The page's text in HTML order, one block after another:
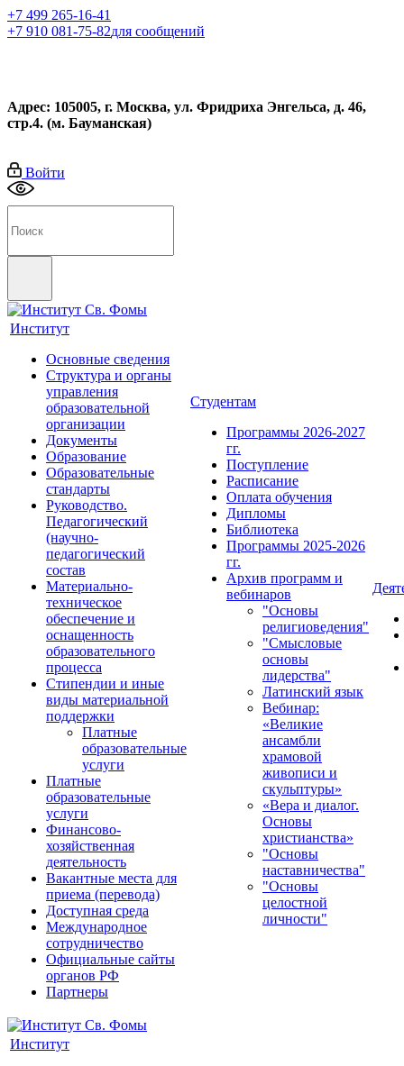
+7 499 265-16-41
+7 910 081-75-82для сообщений
Адрес: 105005, г. Москва, ул. Фридриха Энгельса, д. 46,
стр.4. (м. Бауманская)
Войти
Институт
Основные сведения
Структура и органы
управления
образовательной
организации
Документы
Образование
Образовательные
стандарты
Руководство.
Педагогический
(научно-
педагогический
состав
Материально-
техническое
обеспечение и
оснащенность
образовательного
процесса
Стипендии и иные
виды материальной
поддержки
Платные
образовательные
услуги
Платные
образовательные
услуги
Финансово-
хозяйственная
деятельность
Вакантные места для
приема (перевода)
Доступная среда
Международное
сотрудничество
Официальные сайты
органов РФ
Партнеры
Студентам
Программы 2026-2027
гг.
Поступление
Расписание
Оплата обучения
Дипломы
Библиотека
Программы 2025-2026
гг.
Архив программ и
вебинаров
"Основы
религиоведения"
"Смысловые
основы
лидерства"
Латинский язык
Вебинар:
«Великие
ансамбли
храмовой
живописи и
скульптуры»
«Вера и диалог.
Основы
христианства»
"Основы
наставничества"
"Основы
целостной
личности"
Институт